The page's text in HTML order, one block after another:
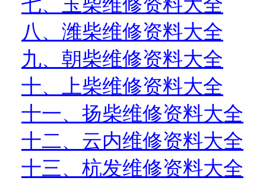
七、玉柴维修资料大全
八、潍柴维修资料大全
九、朝柴维修资料大全
十、上柴维修资料大全
十一、扬柴维修资料大全
十二、云内维修资料大全
十三、 杭发维修资料大全